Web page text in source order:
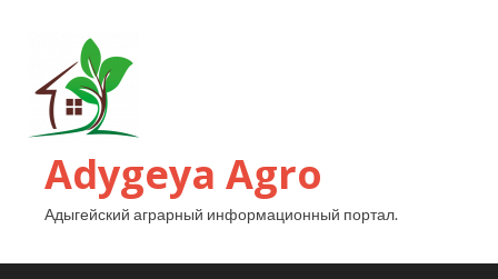
Adygeya Agro
Адыгейский аграрный информационный портал.